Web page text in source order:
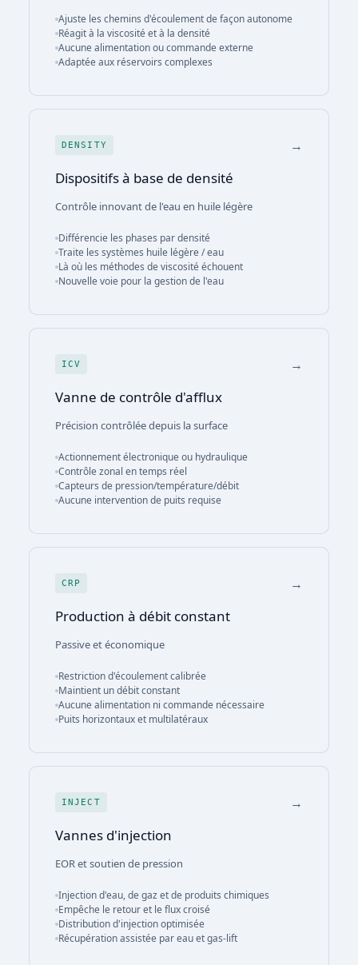
Ajuste les chemins d'écoulement de façon autonome
Réagit à la viscosité et à la densité
Aucune alimentation ou commande externe
Adaptée aux réservoirs complexes
DENSITY →
Dispositifs à base de densité
Contrôle innovant de l'eau en huile légère
Différencie les phases par densité
Traite les systèmes huile légère / eau
Là où les méthodes de viscosité échouent
Nouvelle voie pour la gestion de l'eau
ICV →
Vanne de contrôle d'afflux
Précision contrôlée depuis la surface
Actionnement électronique ou hydraulique
Contrôle zonal en temps réel
Capteurs de pression/température/débit
Aucune intervention de puits requise
CRP →
Production à débit constant
Passive et économique
Restriction d'écoulement calibrée
Maintient un débit constant
Aucune alimentation ni commande nécessaire
Puits horizontaux et multilatéraux
INJECT →
Vannes d'injection
EOR et soutien de pression
Injection d'eau, de gaz et de produits chimiques
Empêche le retour et le flux croisé
Distribution d'injection optimisée
Récupération assistée par eau et gas-lift